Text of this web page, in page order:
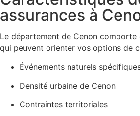
assurances à
Le département de Cenon comporte
qui peuvent orienter vos options de
Événements naturels
Densité urbaine de Cenon
Contraintes territoriales